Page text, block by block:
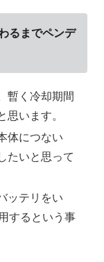
るまでペンデ
暫く冷却期間
思います。
体につない
たいと思って
ッテリをい
するという事